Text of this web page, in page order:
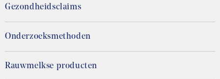
Gezondheidsclaims
Onderzoeksmethoden
Rauwmelkse producten